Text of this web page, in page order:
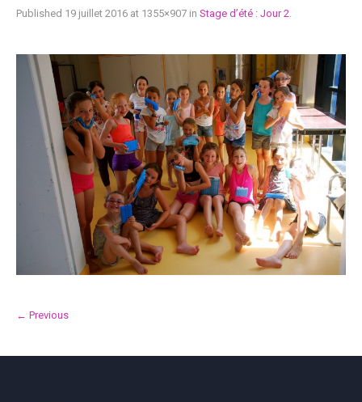
Published 19 juillet 2016 at 1355×907 in Stage d’été : Jour 2.
← Previous